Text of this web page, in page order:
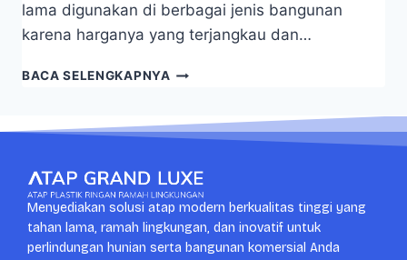
lama digunakan di berbagai jenis bangunan
karena harganya yang terjangkau dan…
BACA SELENGKAPNYA
Menyediakan solusi atap modern berkualitas tinggi yang
tahan lama, ramah lingkungan, dan inovatif untuk
perlindungan hunian serta bangunan komersial Anda